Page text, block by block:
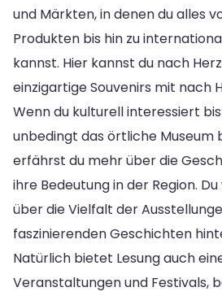
und Märkten, in denen du alles
Produkten bis hin zu
kannst. Hier kannst du nach
einzigartige Souvenirs mit nach
Wenn du kulturell interessiert
unbedingt das örtliche Museum
erfährst du mehr über die
ihre Bedeutung in der Region.
über die Vielfalt der
faszinierenden Geschichten
Natürlich bietet Lesung auch
Veranstaltungen und Festivals,